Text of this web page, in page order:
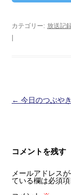
カテゴリー: 放送記
投
ー
← 今日のつぶや
コメントを残す
メールアドレス
ている欄は必須